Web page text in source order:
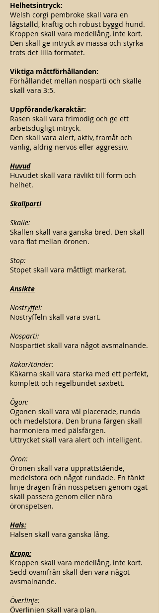
Helhetsintryck:
Welsh corgi pembroke skall vara en
lågställd, kraftig och robust byggd hund.
Kroppen skall vara medellång, inte kort.
Den skall ge intryck av massa och styrka
trots det lilla formatet.
Viktiga måttförhållanden:
Förhållandet mellan nosparti och skalle
skall vara 3:5.
Uppförande/karaktär:
Rasen skall vara frimodig och ge ett
arbetsdugligt intryck.
Den skall vara alert, aktiv, framåt och
vänlig, aldrig nervös eller aggressiv.
Huvud
Huvudet skall vara rävlikt till form och
helhet.
Skallparti
Skalle:
Skallen skall vara ganska bred. Den skall
vara flat mellan öronen.
Stop:
Stopet skall vara måttligt markerat.
Ansikte
Nostryffel:
Nostryffeln skall vara svart.
Nosparti:
Nospartiet skall vara något avsmalnande.
Käkar/tänder:
Käkarna skall vara starka med ett perfekt,
komplett och regelbundet saxbett.
Ögon:
Ögonen skall vara väl placerade, runda
och medelstora. Den bruna färgen skall
harmoniera med pälsfärgen.
Uttrycket skall vara alert och intelligent.
Öron:
Öronen skall vara upprättstående,
medelstora och något rundade. En tänkt
linje dragen från nosspetsen genom ögat
skall passera genom eller nära
öronspetsen.
Hals:
Halsen skall vara ganska lång.
Kropp:
Kroppen skall vara medellång, inte kort.
Sedd ovanifrån skall den vara något
avsmalnande.
Överlinje:
Överlinjen skall vara plan.